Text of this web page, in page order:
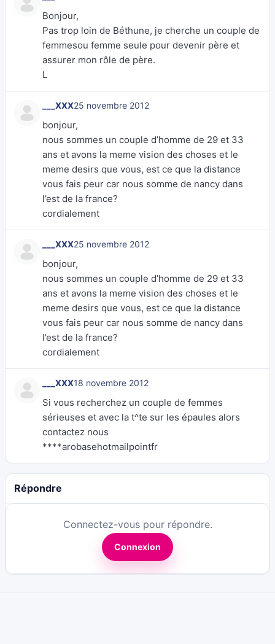
Bonjour,
Pas trop loin de Béthune, je cherche un couple de
femmesou femme seule pour devenir père et
assurer mon rôle de père.
L
___XXX25 novembre 2012
bonjour,
nous sommes un couple d’homme de 29 et 33
ans et avons la meme vision des choses et le
meme desirs que vous, est ce que la distance
vous fais peur car nous somme de nancy dans
l’est de la france?
cordialement
___XXX25 novembre 2012
bonjour,
nous sommes un couple d’homme de 29 et 33
ans et avons la meme vision des choses et le
meme desirs que vous, est ce que la distance
vous fais peur car nous somme de nancy dans
l’est de la france?
cordialement
___XXX18 novembre 2012
Si vous recherchez un couple de femmes
sérieuses et avec la t^te sur les épaules alors
contactez nous
****arobasehotmailpointfr
Répondre
Connectez-vous pour répondre.
Connexion